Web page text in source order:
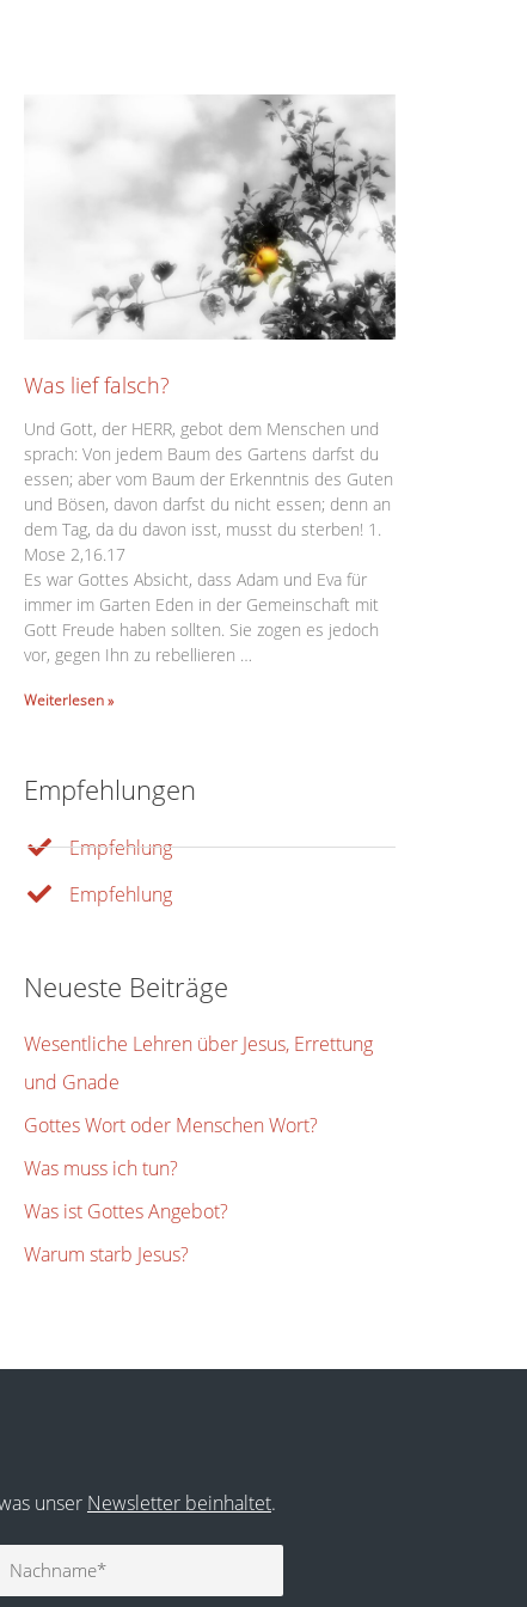
Was lief falsch?
Und Gott, der HERR, gebot dem Menschen und
sprach: Von jedem Baum des Gartens darfst du
essen; aber vom Baum der Erkenntnis des Guten
und Bösen, davon darfst du nicht essen; denn an
dem Tag, da du davon isst, musst du sterben! 1.
Mose 2,16.17
Es war Gottes Absicht, dass Adam und Eva für
immer im Garten Eden in der Gemeinschaft mit
Gott Freude haben sollten. Sie zogen es jedoch
vor, gegen Ihn zu rebellieren …
Weiterlesen »
Empfehlungen
Empfehlung
Empfehlung
Neueste Beiträge
Wesentliche Lehren über Jesus, Errettung
und Gnade
Gottes Wort oder Menschen Wort?
Was muss ich tun?
Was ist Gottes Angebot?
Warum starb Jesus?
unser Newsletter beinhaltet.
Nachname